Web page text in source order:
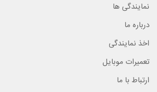
نمایندگی ها
درباره ما
اخذ نمایندگی
تعمیرات موبایل
ارتباط با ما